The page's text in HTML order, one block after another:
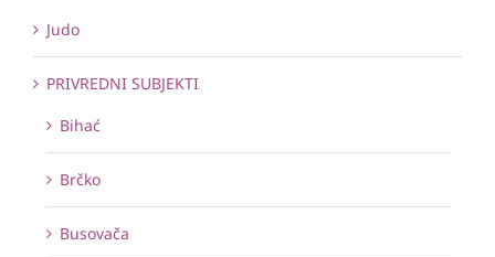
Judo
PRIVREDNI SUBJEKTI
Bihać
Brčko
Busovača